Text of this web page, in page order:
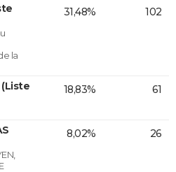
la
31,48% 102
(Liste
18,83% 61
8,02% 26